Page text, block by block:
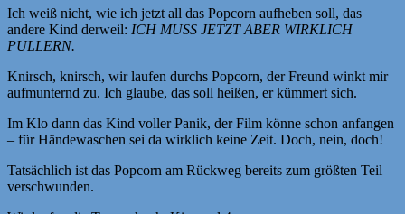
Ich weiß nicht, wie ich jetzt all das Popcorn aufheben soll, das
andere Kind derweil: ICH MUSS JETZT ABER WIRKLICH
PULLERN.
Knirsch, knirsch, wir laufen durchs Popcorn, der Freund winkt mir
aufmunternd zu. Ich glaube, das soll heißen, er kümmert sich.
Im Klo dann das Kind voller Panik, der Film könne schon anfangen
– für Händewaschen sei da wirklich keine Zeit. Doch, nein, doch!
Tatsächlich ist das Popcorn am Rückweg bereits zum größten Teil
verschwunden.